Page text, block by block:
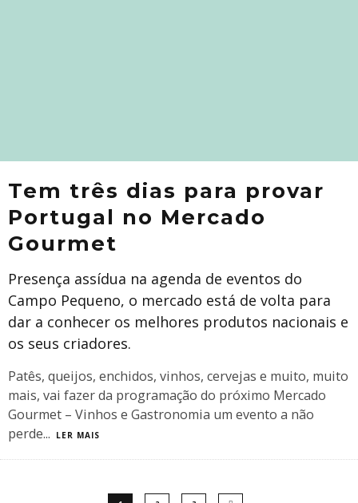
Tem três dias para provar
Portugal no Mercado
Gourmet
Presença assídua na agenda de eventos do
Campo Pequeno, o mercado está de volta para
dar a conhecer os melhores produtos nacionais e
os seus criadores.
Patês, queijos, enchidos, vinhos, cervejas e muito, muito
mais, vai fazer da programação do próximo Mercado
Gourmet – Vinhos e Gastronomia um evento a não
perde... LER MAIS